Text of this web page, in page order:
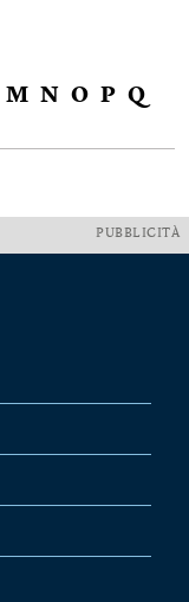
M N O P Q
PUBBLICITÀ